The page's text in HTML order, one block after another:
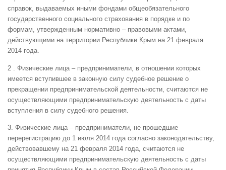
справок, выдаваемых иными фондами общеобязательного
государственного социального страхования в порядке и по
формам, утвержденным нормативно – правовыми актами,
действующими на территории Республики Крым на 21 февраля
2014 года.
2 . Физические лица – предприниматели, в отношении которых
имеется вступившее в законную силу судебное решение о
прекращении предпринимательской деятельности, считаются не
осуществляющими предпринимательскую деятельность с даты
вступления в силу судебного решения.
3. Физические лица – предприниматели, не прошедшие
перерегистрацию до 1 июля 2014 года согласно законодательству,
действовавшему на 21 февраля 2014 года, считаются не
осуществляющими предпринимательскую деятельность с даты